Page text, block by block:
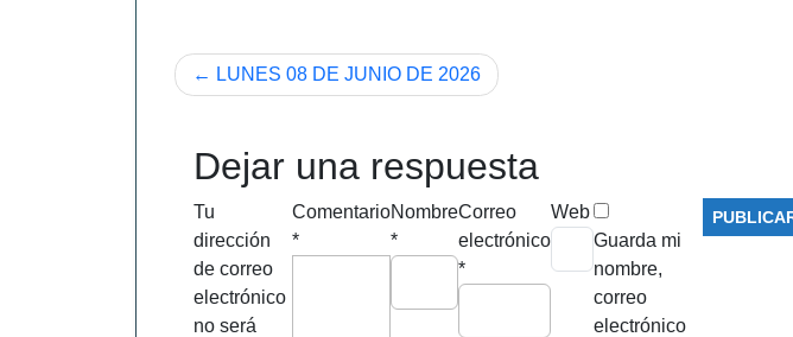
Navegación
entradas
LUNES 08 DE JUNIO DE 2026
Dejar una respuesta
Tu
dirección
de correo
electrónico
no será
Comentario
*
Nombre
*
Correo
electrónico
*
Web
Guarda mi
nombre,
correo
electrónico